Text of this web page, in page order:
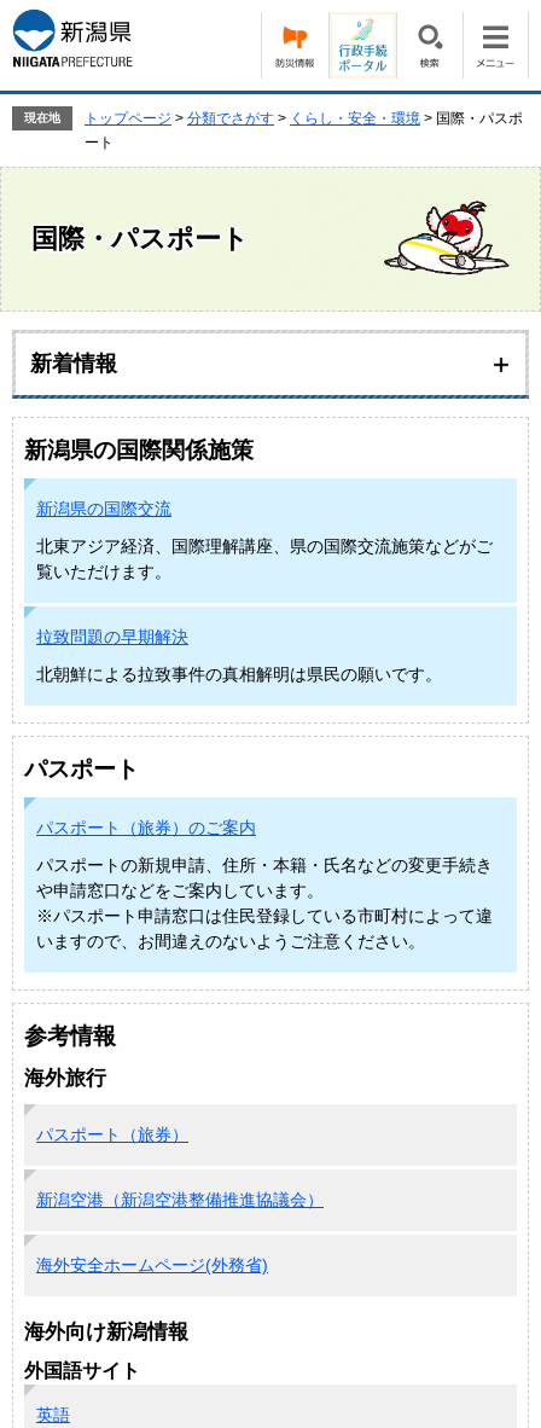
ー
ジ
の
で
す。
ニ
ュ
ー
ば
し
て
本
文
へ
現在地 トップページ > 分類でさがす > くらし・安全・環境 > 国際・パスポ
ート
国際・パスポート
新着情報
新潟県の国際関係施策
新潟県の国際交流
北東アジア経済、国際理解講座、県の国際交流施策などがご
覧いただけます。
拉致問題の早期解決
北朝鮮による拉致事件の真相解明は県民の願いです。
パスポート
パスポート（旅券）のご案内
パスポートの新規申請、住所・本籍・氏名などの変更手続き
や申請窓口などをご案内しています。
※パスポート申請窓口は住民登録している市町村によって違
いますので、お間違えのないようご注意ください。
参考情報
海外旅行
パスポート（旅券）
新潟空港（新潟空港整備推進協議会）
海外安全ホームページ(外務省)
海外向け新潟情報
外国語サイト
英語